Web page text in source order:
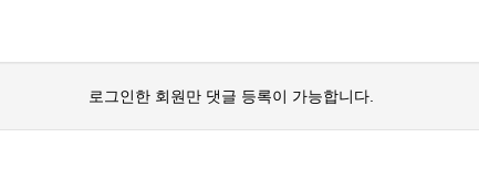
로그인한 회원만 댓글 등록이 가능합니다.